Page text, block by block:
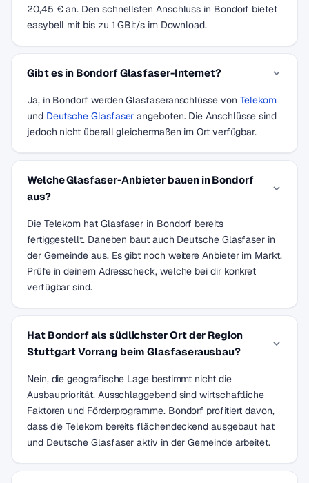
20,45 € an. Den schnellsten Anschluss in Bondorf bietet
easybell mit bis zu 1 GBit/s im Download.
Gibt es in Bondorf Glasfaser-Internet?
Ja, in Bondorf werden Glasfaseranschlüsse von Telekom
und Deutsche Glasfaser angeboten. Die Anschlüsse sind
jedoch nicht überall gleichermaßen im Ort verfügbar.
Welche Glasfaser-Anbieter bauen in Bondorf
aus?
Die Telekom hat Glasfaser in Bondorf bereits
fertiggestellt. Daneben baut auch Deutsche Glasfaser in
der Gemeinde aus. Es gibt noch weitere Anbieter im Markt.
Prüfe in deinem Adresscheck, welche bei dir konkret
verfügbar sind.
Hat Bondorf als südlichster Ort der Region
Stuttgart Vorrang beim Glasfaserausbau?
Nein, die geografische Lage bestimmt nicht die
Ausbaupriorität. Ausschlaggebend sind wirtschaftliche
Faktoren und Förderprogramme. Bondorf profitiert davon,
dass die Telekom bereits flächendeckend ausgebaut hat
und Deutsche Glasfaser aktiv in der Gemeinde arbeitet.